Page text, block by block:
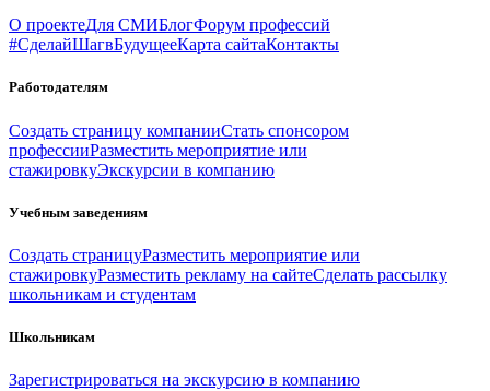
О проектеДля СМИБлогФорум профессий
#СделайШагвБудущееКарта сайтаКонтакты
Работодателям
Создать страницу компанииСтать спонсором
профессииРазместить мероприятие или
стажировкуЭкскурсии в компанию
Учебным заведениям
Создать страницуРазместить мероприятие или
стажировкуРазместить рекламу на сайтеСделать рассылку
школьникам и студентам
Школьникам
Зарегистрироваться на экскурсию в компанию